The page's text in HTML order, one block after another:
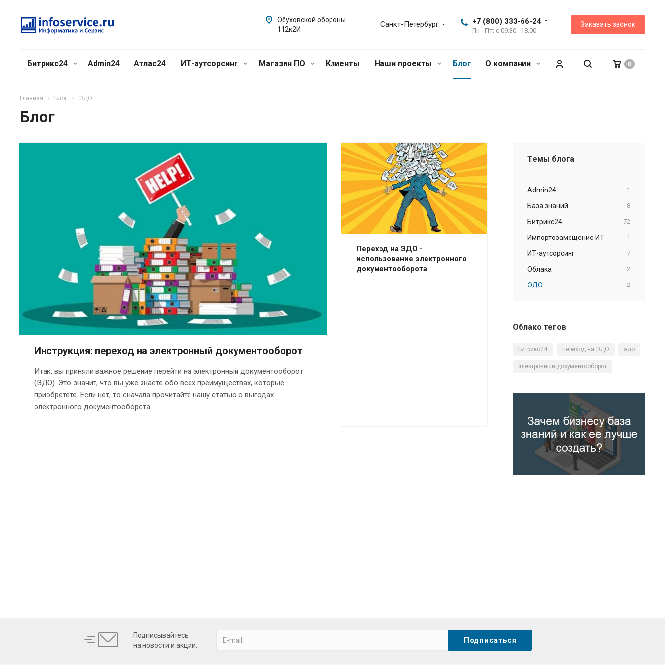
Санкт-Петербург +7 (800) 333-66-24
Пн - Пт: с 09.30 - 18.00
Заказать звонок
Обуховской обороны
112к2И
0
Битрикс24 Admin24 Атлас24 ИТ-аутсорсинг Магазин ПО Клиенты Наши проекты Блог О компании
Главная Блог ЭДО
Блог
Инструкция: переход на электронный документооборот
Итак, вы приняли важное решение перейти на электронный документооборот
(ЭДО). Это значит, что вы уже знаете обо всех преимуществах, которые
приобретете. Если нет, то сначала прочитайте нашу статью о выгодах
электронного документооборота.
Переход на ЭДО -
использование электронного
документооборота
Темы блога
Admin24 1
База знаний 8
Битрикс24 72
Импортозамещение ИТ 1
ИТ-аутсорсинг 7
Облака 2
ЭДО 2
Облако тегов
Битрикс24 переход на ЭДО эдо
электронный документооборот
Подписывайтесь
на новости и акции: